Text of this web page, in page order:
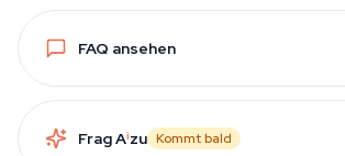
FAQ ansehen
Frag Aizu Kommt bald